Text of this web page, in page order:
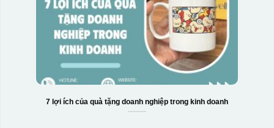
7 lợi ích của quà tặng doanh nghiệp trong kinh doanh